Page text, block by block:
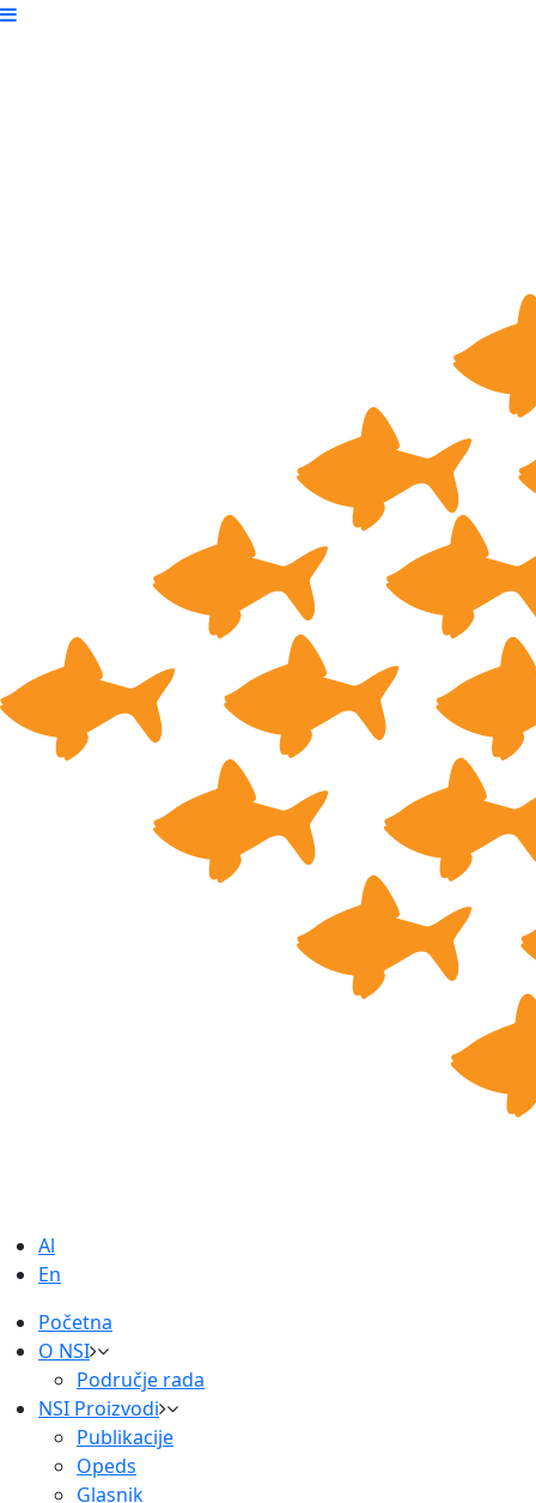
Al
En
Početna
O NSI
Područje rada
NSI Proizvodi
Publikacije
Opeds
Glasnik